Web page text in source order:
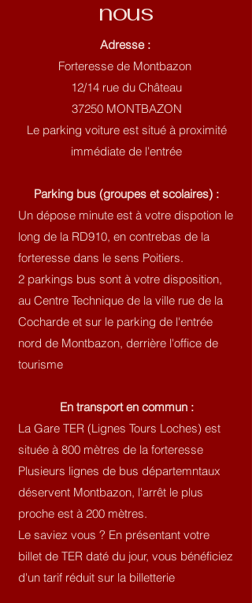
nous
Adresse :
Forteresse de Montbazon
12/14 rue du Château
37250 MONTBAZON
Le parking voiture est situé à proximité
immédiate de l'entrée
Parking bus (groupes et scolaires) :
Un dépose minute est à votre dispotion le
long de la RD910, en contrebas de la
forteresse dans le sens Poitiers.
2 parkings bus sont à votre disposition,
au Centre Technique de la ville rue de la
Cocharde et sur le parking de l'entrée
nord de Montbazon, derrière l'office de
tourisme
En transport en commun :​
La Gare TER (Lignes Tours Loches) est
située à 800 mètres de la forteresse
Plusieurs lignes de bus départemntaux
déservent Montbazon, l'arrêt le plus
proche est à 200 mètres.
Le saviez vous ? En présentant votre
billet de TER daté du jour, vous bénéficiez
d'un tarif réduit sur la billetterie